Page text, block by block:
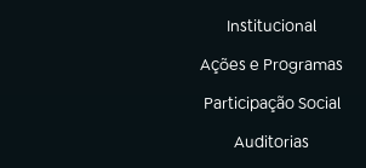
Institucional
(abre em nova aba)
Ações e Programas
(abre em nova aba)
Participação Social
(abre em nova aba)
Auditorias
(abre em nova aba)